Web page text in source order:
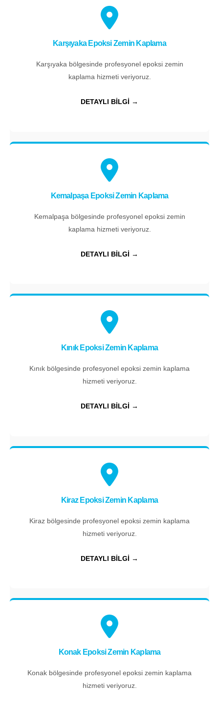
Karşıyaka Epoksi Zemin Kaplama
Karşıyaka bölgesinde profesyonel epoksi zemin
kaplama hizmeti veriyoruz.
DETAYLI BİLGİ →
Kemalpaşa Epoksi Zemin Kaplama
Kemalpaşa bölgesinde profesyonel epoksi zemin
kaplama hizmeti veriyoruz.
DETAYLI BİLGİ →
Kınık Epoksi Zemin Kaplama
Kınık bölgesinde profesyonel epoksi zemin kaplama
hizmeti veriyoruz.
DETAYLI BİLGİ →
Kiraz Epoksi Zemin Kaplama
Kiraz bölgesinde profesyonel epoksi zemin kaplama
hizmeti veriyoruz.
DETAYLI BİLGİ →
Konak Epoksi Zemin Kaplama
Konak bölgesinde profesyonel epoksi zemin kaplama
hizmeti veriyoruz.